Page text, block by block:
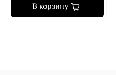
В корзину